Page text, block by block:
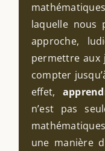
laquelle nous
approche,
permettre aux
compter
effet,
n’est pas
une manière